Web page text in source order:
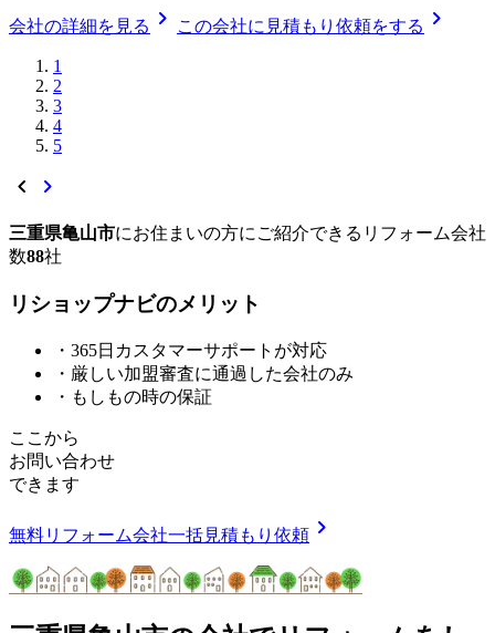
会社の詳細を見る chevron_right この会社に見積もり依頼をする chevron_right
1
2
3
4
5
chevron_left chevron_right
三重県亀山市にお住まいの方にご紹介できる リフォーム会社
数88社
リショップナビのメ リ ッ ト
・365日カスタマーサポートが対応
・厳しい加盟審査に通過した会社のみ
・もしもの時の保証
ここから
お問い合わせ
できます
無料リフォーム会社一括見積もり依頼 chevron_right